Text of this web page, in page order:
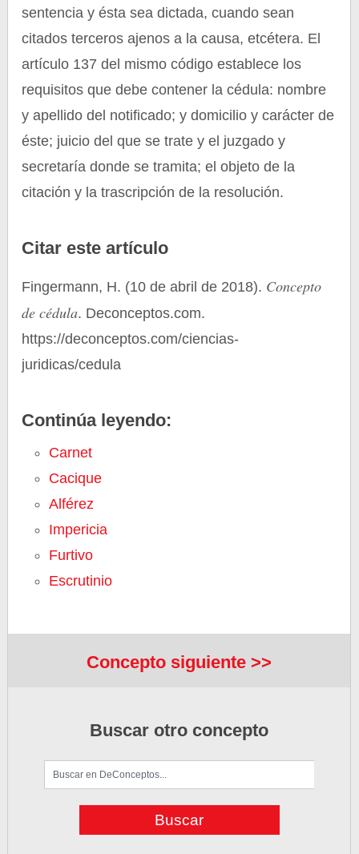
sentencia y ésta sea dictada, cuando sean
citados terceros ajenos a la causa, etcétera. El
artículo 137 del mismo código establece los
requisitos que debe contener la cédula: nombre
y apellido del notificado; y domicilio y carácter de
éste; juicio del que se trate y el juzgado y
secretaría donde se tramita; el objeto de la
citación y la trascripción de la resolución.
Citar este artículo
Fingermann, H. (10 de abril de 2018). Concepto
de cédula. Deconceptos.com.
https://deconceptos.com/ciencias-
juridicas/cedula
Continúa leyendo:
Carnet
Cacique
Alférez
Impericia
Furtivo
Escrutinio
Concepto siguiente >>
Buscar otro concepto